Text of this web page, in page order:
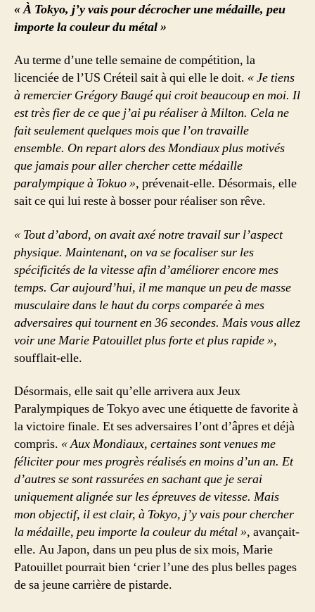
« À Tokyo, j’y vais pour décrocher une médaille, peu
importe la couleur du métal »
Au terme d’une telle semaine de compétition, la
licenciée de l’US Créteil sait à qui elle le doit. « Je tiens
à remercier Grégory Baugé qui croit beaucoup en moi. Il
est très fier de ce que j’ai pu réaliser à Milton. Cela ne
fait seulement quelques mois que l’on travaille
ensemble. On repart alors des Mondiaux plus motivés
que jamais pour aller chercher cette médaille
paralympique à Tokuo », prévenait-elle. Désormais, elle
sait ce qui lui reste à bosser pour réaliser son rêve.
« Tout d’abord, on avait axé notre travail sur l’aspect
physique. Maintenant, on va se focaliser sur les
spécificités de la vitesse afin d’améliorer encore mes
temps. Car aujourd’hui, il me manque un peu de masse
musculaire dans le haut du corps comparée à mes
adversaires qui tournent en 36 secondes. Mais vous allez
voir une Marie Patouillet plus forte et plus rapide »,
soufflait-elle.
Désormais, elle sait qu’elle arrivera aux Jeux
Paralympiques de Tokyo avec une étiquette de favorite à
la victoire finale. Et ses adversaires l’ont d’âpres et déjà
compris. « Aux Mondiaux, certaines sont venues me
féliciter pour mes progrès réalisés en moins d’un an. Et
d’autres se sont rassurées en sachant que je serai
uniquement alignée sur les épreuves de vitesse. Mais
mon objectif, il est clair, à Tokyo, j’y vais pour chercher
la médaille, peu importe la couleur du métal », avançait-
elle. Au Japon, dans un peu plus de six mois, Marie
Patouillet pourrait bien ‘crier l’une des plus belles pages
de sa jeune carrière de pistarde.